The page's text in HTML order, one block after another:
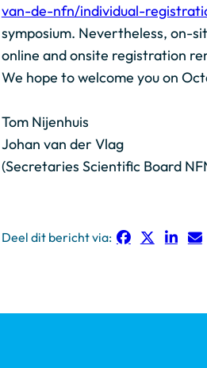
van-de-nfn/individual-
symposium. Nevertheless, on-
online and onsite registration
We hope to welcome you on
Tom Nijenhuis
Johan van der Vlag
(Secretaries Scientific Board
Deel dit bericht via: